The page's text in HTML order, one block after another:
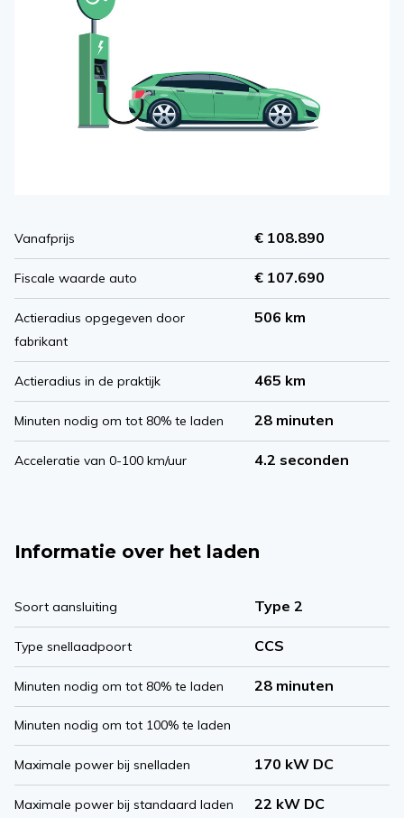
Vanafprijs € 108.890
Fiscale waarde auto € 107.690
Actieradius opgegeven door
fabrikant
506 km
Actieradius in de praktijk 465 km
Minuten nodig om tot 80% te laden 28 minuten
Acceleratie van 0-100 km/uur 4.2 seconden
Informatie over het laden
Soort aansluiting Type 2
Type snellaadpoort CCS
Minuten nodig om tot 80% te laden 28 minuten
Minuten nodig om tot 100% te laden
Maximale power bij snelladen 170 kW DC
Maximale power bij standaard laden 22 kW DC